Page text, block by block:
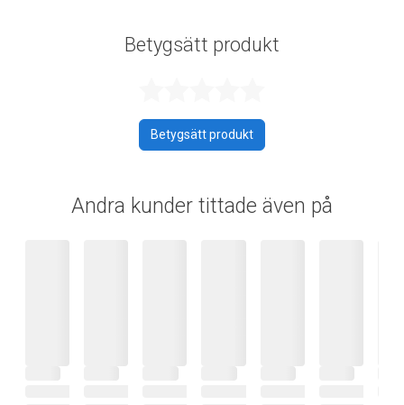
Betygsätt produkt
Betygsätt produkt
Andra kunder tittade även på